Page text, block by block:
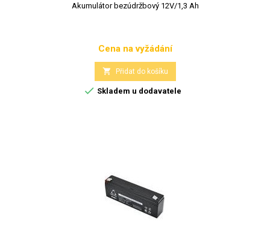
Akumulátor bezúdržbový 12V/1,3 Ah
Cena
Cena na vyžádání
 Přidat do košíku
 Skladem u dodavatele